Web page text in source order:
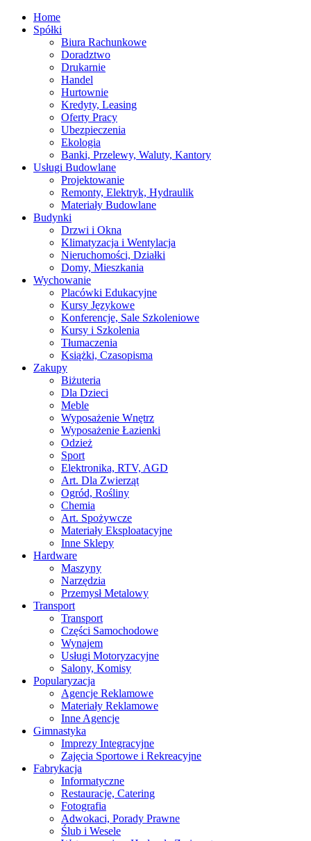
Home
Spółki
Biura Rachunkowe
Doradztwo
Drukarnie
Handel
Hurtownie
Kredyty, Leasing
Oferty Pracy
Ubezpieczenia
Ekologia
Banki, Przelewy, Waluty, Kantory
Usługi Budowlane
Projektowanie
Remonty, Elektryk, Hydraulik
Materiały Budowlane
Budynki
Drzwi i Okna
Klimatyzacja i Wentylacja
Nieruchomości, Działki
Domy, Mieszkania
Wychowanie
Placówki Edukacyjne
Kursy Językowe
Konferencje, Sale Szkoleniowe
Kursy i Szkolenia
Tłumaczenia
Książki, Czasopisma
Zakupy
Biżuteria
Dla Dzieci
Meble
Wyposażenie Wnętrz
Wyposażenie Łazienki
Odzież
Sport
Elektronika, RTV, AGD
Art. Dla Zwierząt
Ogród, Rośliny
Chemia
Art. Spożywcze
Materiały Eksploatacyjne
Inne Sklepy
Hardware
Maszyny
Narzędzia
Przemysł Metalowy
Transport
Transport
Części Samochodowe
Wynajem
Usługi Motoryzacyjne
Salony, Komisy
Popularyzacja
Agencje Reklamowe
Materiały Reklamowe
Inne Agencje
Gimnastyka
Imprezy Integracyjne
Zajęcia Sportowe i Rekreacyjne
Fabrykacja
Informatyczne
Restauracje, Catering
Fotografia
Adwokaci, Porady Prawne
Ślub i Wesele